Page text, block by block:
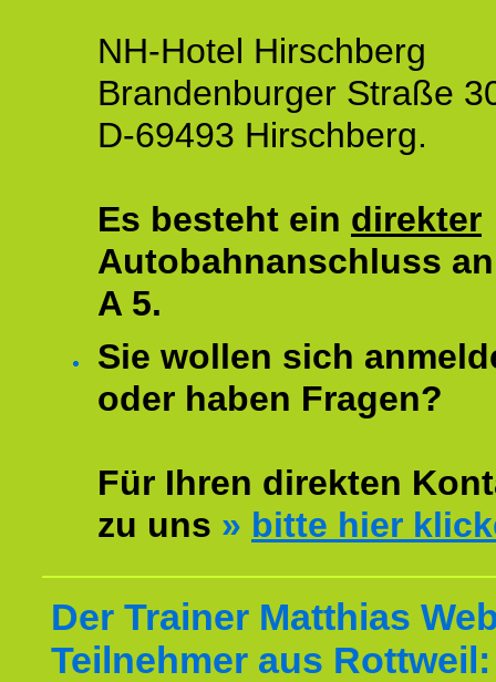
NH-Hotel Hirschberg
Brandenburger Straße
D-69493 Hirschberg.
Es besteht ein direkter
Autobahnanschluss
A 5.
Sie wollen sich
oder haben Fragen?
Für Ihren direkten
zu uns » bitte hier
Der Trainer Matthias
Teilnehmer aus Rottweil: